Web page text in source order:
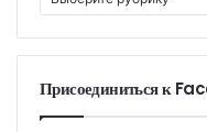
а
т
г
Присоединиться к